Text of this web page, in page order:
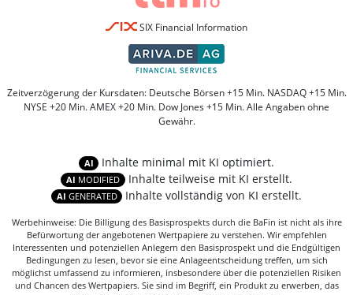
SIX Financial Information
Zeitverzögerung der Kursdaten: Deutsche Börsen +15 Min. NASDAQ +15 Min.
NYSE +20 Min. AMEX +20 Min. Dow Jones +15 Min. Alle Angaben ohne
Gewähr.
AI Inhalte minimal mit KI optimiert.
AI MODIFIED Inhalte teilweise mit KI erstellt.
AI GENERATED Inhalte vollständig von KI erstellt.
Werbehinweise: Die Billigung des Basisprospekts durch die BaFin ist nicht als ihre
Befürwortung der angebotenen Wertpapiere zu verstehen. Wir empfehlen
Interessenten und potenziellen Anlegern den Basisprospekt und die Endgültigen
Bedingungen zu lesen, bevor sie eine Anlageentscheidung treffen, um sich
möglichst umfassend zu informieren, insbesondere über die potenziellen Risiken
und Chancen des Wertpapiers. Sie sind im Begriff, ein Produkt zu erwerben, das